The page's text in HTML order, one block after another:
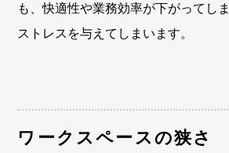
も、快適性や業務効率が下がってし
ストレスを与えてしまいます。
ワークスペースの狭さ